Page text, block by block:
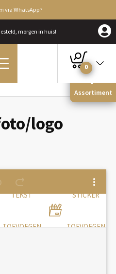
via WhatsApp?
morgen in huis!
0
Assortiment
logo
TEKST
TOEVOEGEN
STICKER
TOEVOEGEN